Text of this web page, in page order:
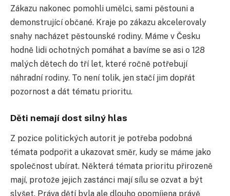
Zákazu nakonec pomohli umělci, sami pěstouni a
demonstrující občané. Kraje po zákazu akcelerovaly
snahy nacházet pěstounské rodiny. Máme v Česku
hodně lidi ochotných pomáhat a bavíme se asi o 128
malých dětech do tří let, které ročně potřebují
náhradní rodiny. To není tolik, jen stačí jim dopřát
pozornost a dát tématu prioritu.
Děti nemají dost silný hlas
Z pozice politických autorit je potřeba podobná
témata podpořit a ukazovat směr, kudy se máme jako
společnost ubírat. Některá témata prioritu přirozeně
mají, protože jejich zastánci mají sílu se ozvat a být
slyšet. Práva dětí byla ale dlouho opomíjena právě